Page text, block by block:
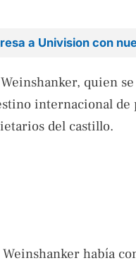
a Univision con
quien
internacional
del castillo.
había